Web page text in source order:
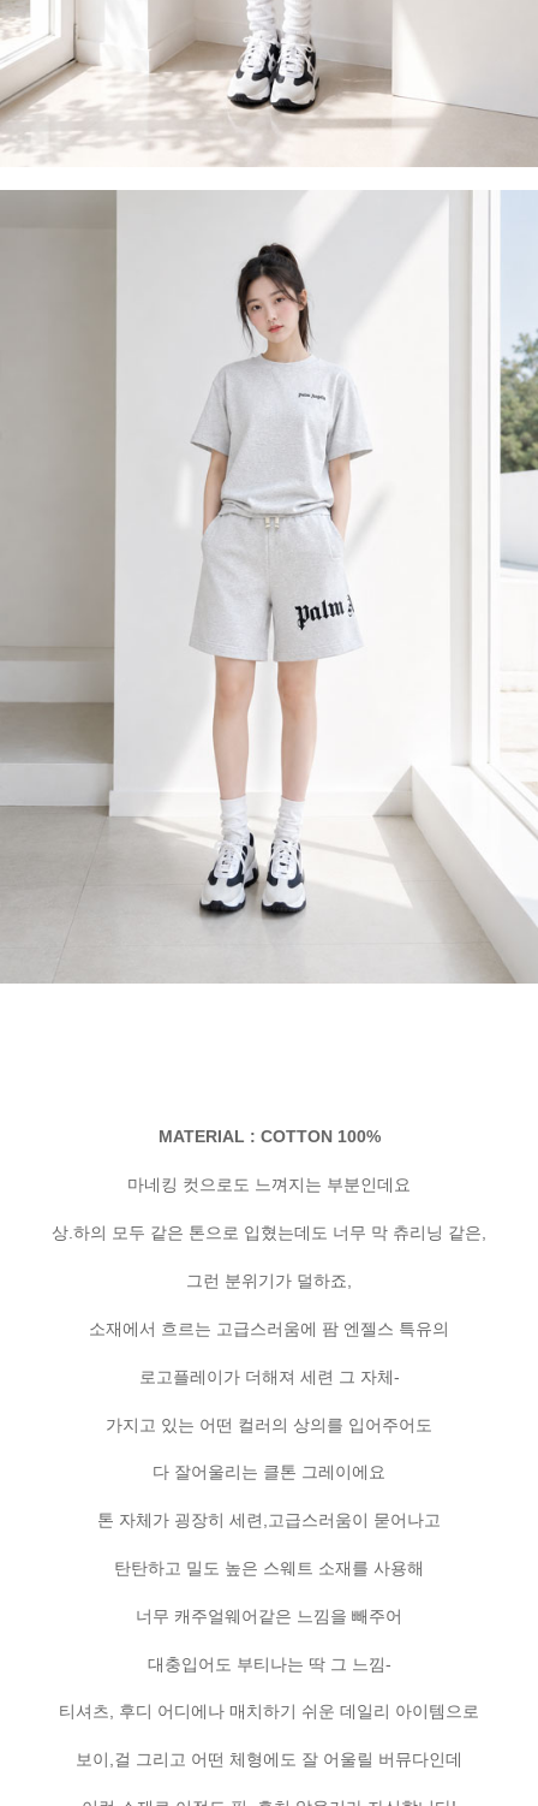
MATERIAL : COTTON 100%
마네킹 컷으로도 느껴지는 부분인데요
상.하의 모두 같은 톤으로 입혔는데도 너무 막 츄리닝 같은,
그런 분위기가 덜하죠,
소재에서 흐르는 고급스러움에 팜 엔젤스 특유의
로고플레이가 더해져 세련 그 자체-
가지고 있는 어떤 컬러의 상의를 입어주어도
다 잘어울리는 클톤 그레이에요
톤 자체가 굉장히 세련,고급스러움이 묻어나고
탄탄하고 밀도 높은 스웨트 소재를 사용해
너무 캐주얼웨어같은 느낌을 빼주어
대충입어도 부티나는 딱 그 느낌-
티셔츠, 후디 어디에나 매치하기 쉬운 데일리 아이템으로
보이,걸 그리고 어떤 체형에도 잘 어울릴 버뮤다인데